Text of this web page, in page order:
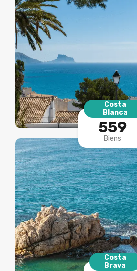
Costa
Blanca
559
Biens
Costa
Brava